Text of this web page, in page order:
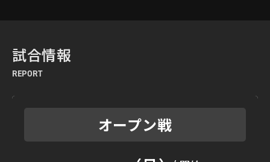
試合情報
REPORT
オープン戦